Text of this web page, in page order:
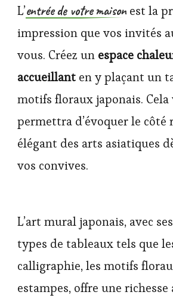
L’entrée de votre maisonest la
impression que vos invités
vous. Créez un espace
accueillant en y plaçant un
motifs floraux japonais. Cela
permettra d’évoquer le côté
élégant des arts asiatiques
vos convives.
L’art mural japonais, avec
types de tableaux tels que
calligraphie, les motifs
estampes, offre une